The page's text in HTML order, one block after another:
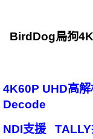
BirdDog鳥狗
4K60P UHD高
Decode
NDI支援 TALLY